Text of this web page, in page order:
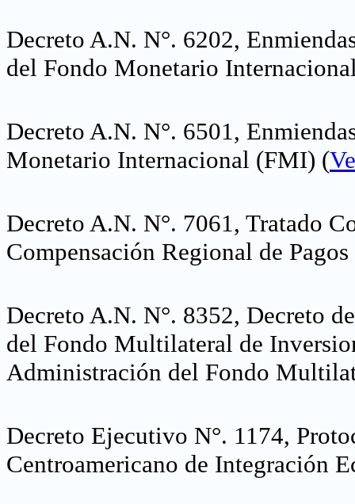
Decreto A.N. N°. 6202,
del Fondo Monetario
Decreto A.N. N°. 6501,
Monetario Internacional (FMI) (
Decreto A.N. N°. 7061, Tratado
Compensación Regional de
Decreto A.N. N°. 8352, Decreto
del Fondo Multilateral de
Administración del Fondo
Decreto Ejecutivo N°. 1174,
Centroamericano de Integración